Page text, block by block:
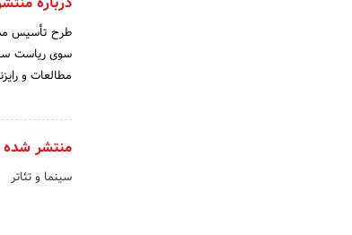
سوی ریاست
مطالعات و
منتشر
سینما و تئاتر